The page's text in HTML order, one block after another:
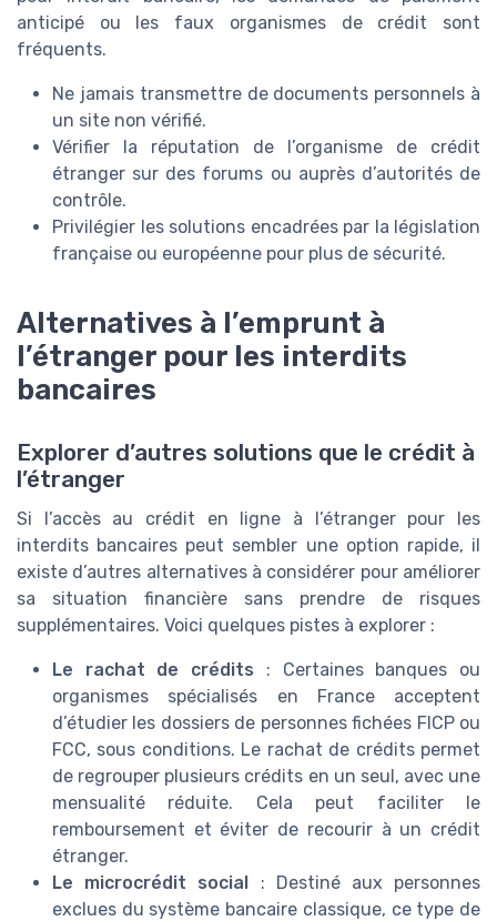
anticipé ou les faux organismes de crédit sont
fréquents.
Ne jamais transmettre de documents personnels à
un site non vérifié.
Vérifier la réputation de l’organisme de crédit
étranger sur des forums ou auprès d’autorités de
contrôle.
Privilégier les solutions encadrées par la législation
française ou européenne pour plus de sécurité.
Alternatives à l’emprunt à
l’étranger pour les interdits
bancaires
Explorer d’autres solutions que le crédit à
l’étranger
Si l’accès au crédit en ligne à l’étranger pour les
interdits bancaires peut sembler une option rapide, il
existe d’autres alternatives à considérer pour améliorer
sa situation financière sans prendre de risques
supplémentaires. Voici quelques pistes à explorer :
Le rachat de crédits : Certaines banques ou
organismes spécialisés en France acceptent
d’étudier les dossiers de personnes fichées FICP ou
FCC, sous conditions. Le rachat de crédits permet
de regrouper plusieurs crédits en un seul, avec une
mensualité réduite. Cela peut faciliter le
remboursement et éviter de recourir à un crédit
étranger.
Le microcrédit social : Destiné aux personnes
exclues du système bancaire classique, ce type de